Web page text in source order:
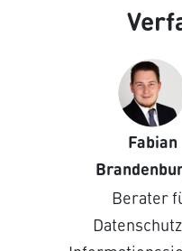
Fabian
Berater